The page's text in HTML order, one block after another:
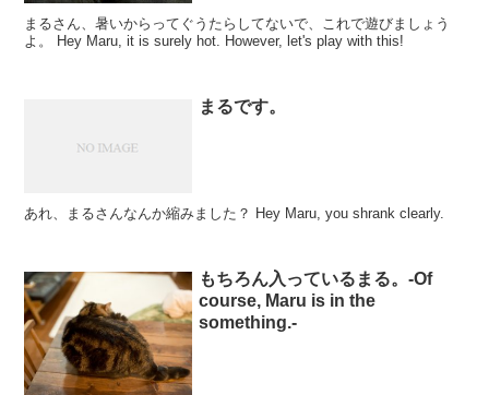
まるさん、暑いからってぐうたらしてないで、これで遊びましょう
よ。 Hey Maru, it is surely hot. However, let's play with this!
まるです。
あれ、まるさんなんか縮みました？ Hey Maru, you shrank clearly.
もちろん入っているまる。-Of
course, Maru is in the
something.-